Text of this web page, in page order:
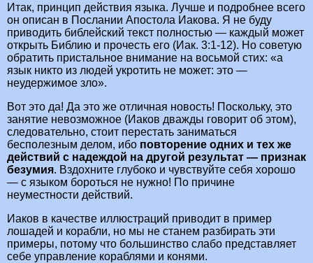
Итак, принцип действия языка. Лучше и подробнее всего
он описан в Послании Апостола Иакова. Я не буду
приводить библейский текст полностью — каждый может
открыть Библию и прочесть его (Иак. 3:1-12). Но советую
обратить пристальное внимание на восьмой стих: «а
язык никто из людей укротить не может: это —
неудержимое зло».
Вот это да! Да это же отличная новость! Поскольку, это
занятие невозможное (Иаков дважды говорит об этом),
следовательно, стоит перестать заниматься
бесполезным делом, ибо повторение одних и тех же
действий с надеждой на другой результат — признак
безумия. Вздохните глубоко и чувствуйте себя хорошо
— с языком бороться не нужно! По причине
неуместности действий.
Иаков в качестве иллюстраций приводит в пример
лошадей и корабли, но мы не станем разбирать эти
примеры, потому что большинство слабо представляет
себе управление кораблями и конями.